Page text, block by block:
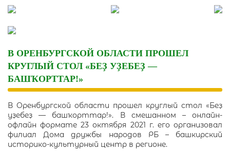
Skip
content
В ОРЕНБУРГСКОЙ ОБЛАСТИ ПРОШЕЛ
КРУГЛЫЙ СТОЛ «БЕҘ УҘЕБЕҘ —
БАШҠОРТТАР!»
В Оренбургской области прошел круглый стол «Беҙ
уҙебеҙ — башҡорттар!». В смешанном – онлайн-
офлайн формате 23 октября 2021 г. его организовал
филиал Дома дружбы народов РБ – башкирский
историко-культурный центр в регионе.